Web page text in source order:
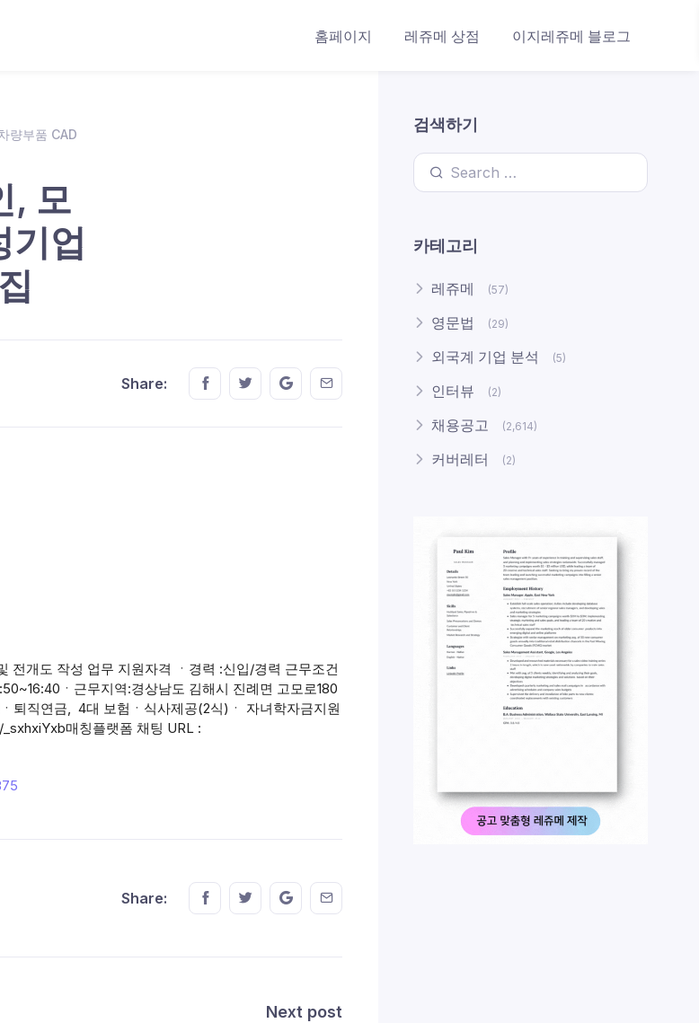
홈페이지 레쥬메 상점 이지레쥬메 블로그
량부품 CAD
, 모
기업
Share: Share this on FaceBook
Share this on Twitter
Share this on GMail
Share this on EMail
개도 작성 업무 지원자격 ㆍ경력 :신입/경력 근무조건
ㆍ근무지역:경상남도 김해시 진례면 고모로180
퇴직연금, 4대 보험ㆍ식사제공(2식)ㆍ 자녀학자금지원
매칭플랫폼 채팅 URL :
Share: Share this on FaceBook
Share this on Twitter
Share this on GMail
Share this on EMail
Next post
검색하기
Search for:
카테고리
레쥬메 (57)
영문법 (29)
외국계 기업 분석 (5)
인터뷰 (2)
채용공고 (2,614)
커버레터 (2)